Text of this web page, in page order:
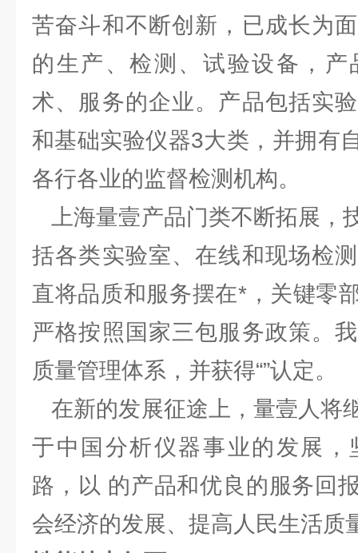
苦奋斗和不断创新，已成长为
的生产、检测、试验设备，
术、服务的企业。产品包括实
和基础实验仪器3大类，并拥有
各行各业的监督检测机构。
上海量壹产品门类不断拓展，
括各类实验室、在线和现场检
直将品质和服务摆在*，关键零
严格按照国家三包服务政策。
质量管理体系，并获得“”认定。
在新的发展征途上，量壹人将
于中国分析仪器事业的发展，
路，以 的产品和优良的服务回
会经济的发展、提高人民生活质